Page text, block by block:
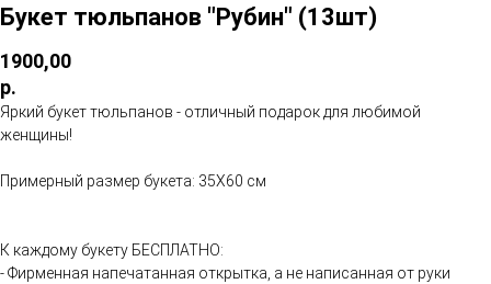
Букет тюльпанов "Рубин" (13шт)
1900,00
р.
Яркий букет тюльпанов - отличный подарок для любимой
женщины!
Примерный размер букета: 35Х60 см
К каждому букету БЕСПЛАТНО:
- Фирменная напечатанная открытка, а не написанная от руки